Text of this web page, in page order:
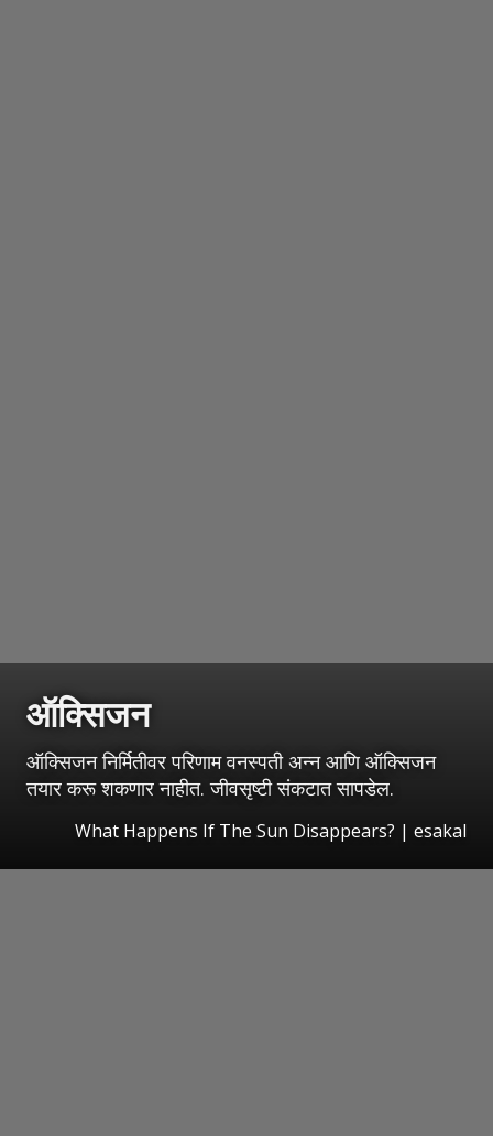
ऑक्सिजन
ऑक्सिजन निर्मितीवर परिणाम वनस्पती अन्न आणि ऑक्सिजन
तयार करू शकणार नाहीत. जीवसृष्टी संकटात सापडेल.
What Happens If The Sun Disappears? | esakal